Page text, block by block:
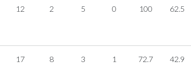
12 2 5 0 100 62.5
17 8 3 1 72.7 42.9